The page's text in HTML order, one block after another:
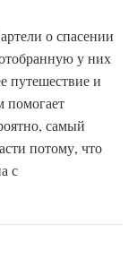
о спасении
у них
путешествие и
помогает
самый
потому, что
с